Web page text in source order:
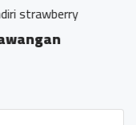
strawberry